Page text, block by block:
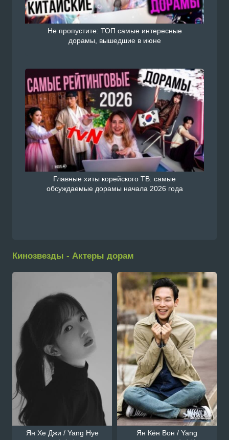
Не пропустите: ТОП самые интересные
дорамы, вышедшие в июне
Главные хиты корейского ТВ: самые
обсуждаемые дорамы начала 2026 года
Кинозвезды - Актеры дорам
Ян Хе Джи / Yang Hye
Ян Кён Вон / Yang